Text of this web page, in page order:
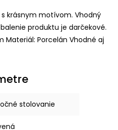
krásnym motívom. Vhodný
produktu je darčekové.
Materiál: Porcelán Vhodné aj
stolovanie